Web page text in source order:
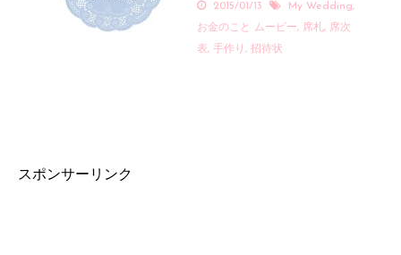
2015/01/13 My Wedding,
お金のこと
ムービー, 席札, 席次
表, 手作り , 招待状
スポンサーリンク